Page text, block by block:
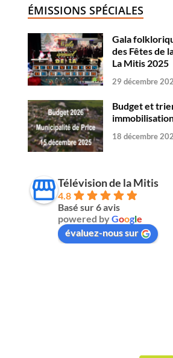
ÉMISSIONS SPÉCIALES
Gala
des Fêtes de
La Mitis 2025
29 décembre
Budget et
18 décembre
Télévision de la Mitis
4.8
Basé sur 6 avis
powered byGoogle
évaluez-nous sur